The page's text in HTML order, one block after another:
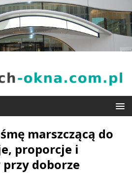
marszczącą do
proporcje i
przy doborze